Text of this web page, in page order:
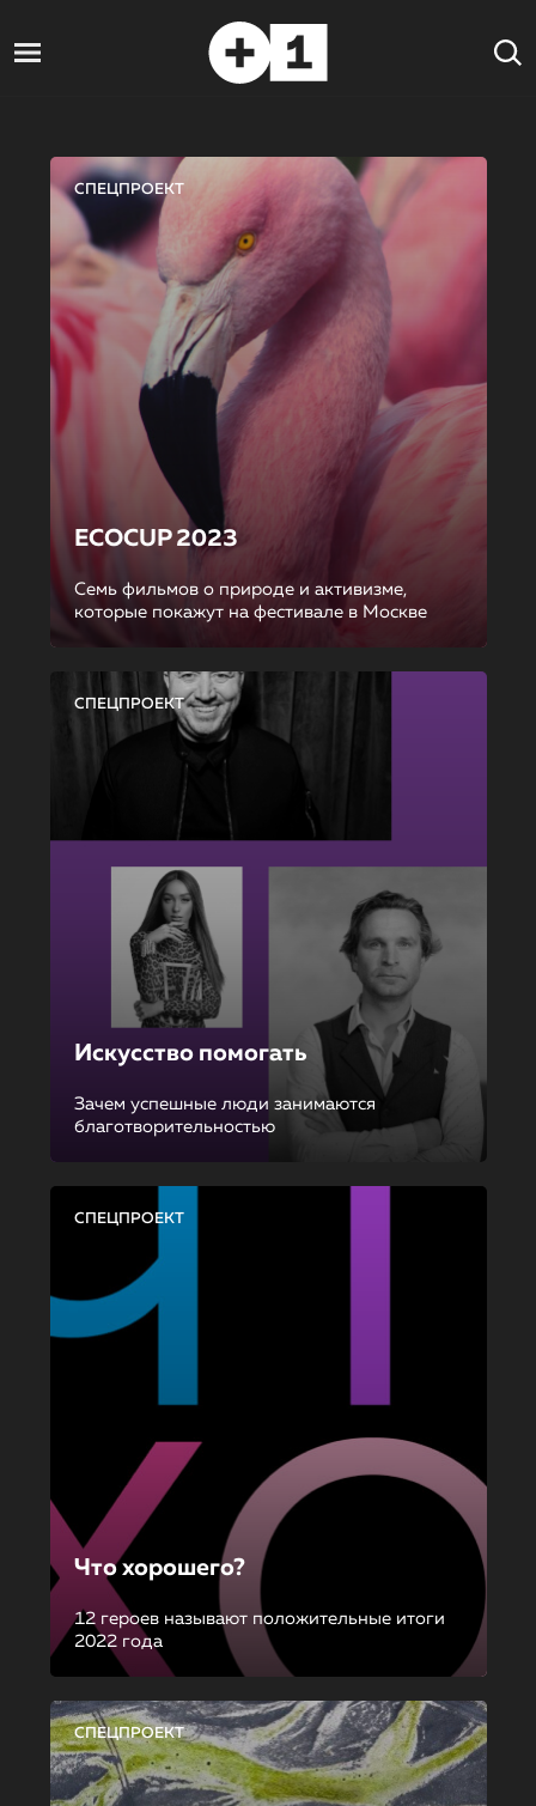
СПЕЦПРОЕКТ
ECOCUP 2023
Семь фильмов о природе и активизме,
которые покажут на фестивале в Москве
СПЕЦПРОЕКТ
Искусство помогать
Зачем успешные люди занимаются
благотворительностью
СПЕЦПРОЕКТ
Что хорошего?
12 героев называют положительные итоги
2022 года
СПЕЦПРОЕКТ